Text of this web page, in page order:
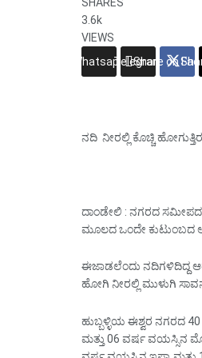
3.6k
VIEWS
WhatsappTelegram
Share on
ನದಿ ನೀರಲ್ಲಿ ಕೊಚ್ಚಿ
ದಾಂಡೇಲಿ : ನಗರದ
ಮೂಲದ ಒಂದೇ ಕುಟುಂಬದ
ಈಜಾಡಲೆಂದು ನದಿಗಳಿದಿದ್ದ
ಹೋಗಿ ನೀರಲ್ಲಿ ಮುಳುಗಿ
ಹುಬ್ಬಳ್ಳಿಯ ಈಶ್ವರ ನಗರದ
ಮತ್ತು 06 ವರ್ಷ ವಯಸ್ಸಿನ